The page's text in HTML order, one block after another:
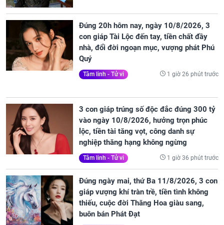
Đúng 20h hôm nay, ngày 10/8/2026, 3
con giáp Tài Lộc đến tay, tiền chất đầy
nhà, đổi đời ngoạn mục, vượng phát Phú
Quý
Tâm linh - Tử vi 1 giờ 26 phút trước
3 con giáp trúng số độc đắc đúng 300 tỷ
vào ngày 10/8/2026, hưởng trọn phúc
lộc, tiền tài tăng vọt, công danh sự
nghiệp thăng hạng không ngừng
Tâm linh - Tử vi 1 giờ 36 phút trước
Đúng ngày mai, thứ Ba 11/8/2026, 3 con
giáp vượng khí tràn trề, tiền tình không
thiếu, cuộc đời Thăng Hoa giàu sang,
buôn bán Phát Đạt